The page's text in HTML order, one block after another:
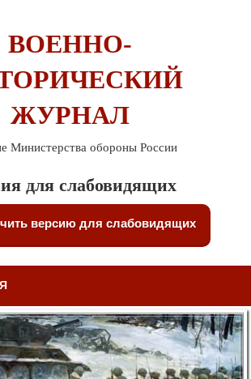
ВОЕННО-
ЖУРНАЛ
Министерства обороны России
для слабовидящих
версию для слабовидящих